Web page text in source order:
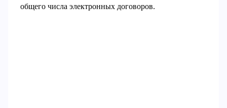
общего числа электронных договоров.